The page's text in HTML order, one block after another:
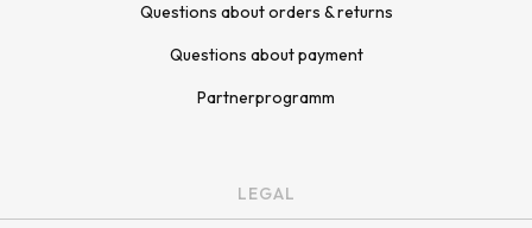
Questions about orders & returns
Questions about payment
Partnerprogramm
LEGAL